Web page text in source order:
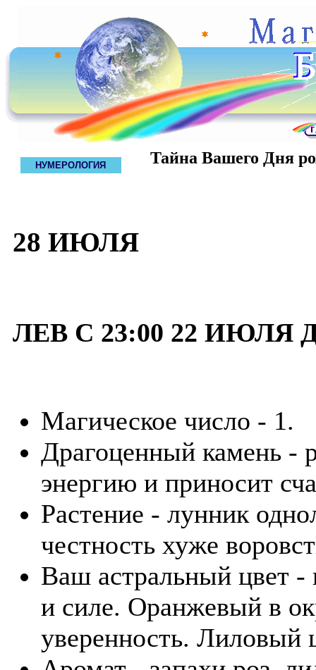
НУМЕРОЛОГИЯ Тайна Вашего Дня
28 ИЮЛЯ
ЛЕВ С 23:00 22 ИЮЛЯ
Магическое число - 1.
Драгоценный камень -
энергию и приносит
Растение - лунник
честность хуже
Ваш астральный цвет -
и силе. Оранжевый в
уверенность. Лиловый